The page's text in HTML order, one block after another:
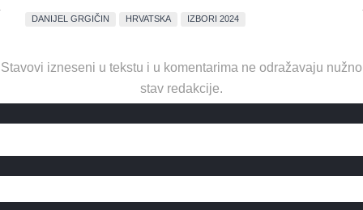
DANIJEL GRGIČIN HRVATSKA IZBORI 2024
Stavovi izneseni u tekstu i u komentarima ne odražavaju nužno
stav redakcije.